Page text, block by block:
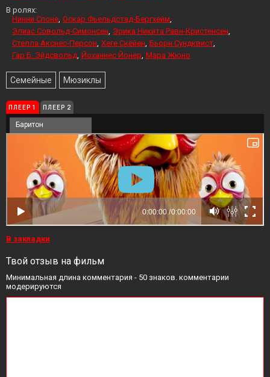
В ролях:
Нинни Споне Оскар Фьельдстад-Бергхейм
Элиас Совольд-Симонсен Эрика Никита Равн-Кристенсен
Стелла Акснес-Персон Хеге Скёйен Бьорн Сундквист
Гар Б. Эйдсвольд Йоханнес Йонер Мара Жюно
Семейные Мюзиклы
ПЛЕЕР 1 ПЛЕЕР 2
Баритон
В закладки
Твой отзыв на фильм
Минимальная длина комментария - 50 знаков. комментарии
модерируются